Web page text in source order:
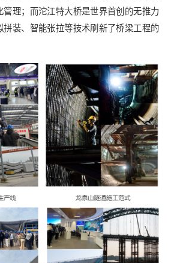
管理；而沱江特大桥是世界首创的无推力
拼装、智能张拉等技术刷新了桥梁工程的